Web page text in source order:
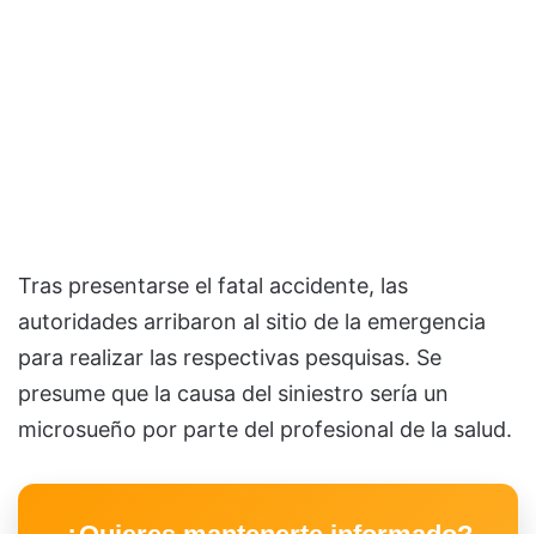
Tras presentarse el fatal accidente, las
autoridades arribaron al sitio de la emergencia
para realizar las respectivas pesquisas. Se
presume que la causa del siniestro sería un
microsueño por parte del profesional de la salud.